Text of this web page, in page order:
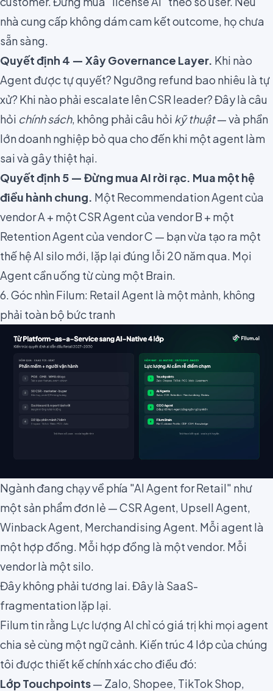
nhà cung cấp không dám cam kết outcome, họ chưa
sẵn sàng.
Quyết định 4 — Xây Governance Layer. Khi nào
Agent được tự quyết? Ngưỡng refund bao nhiêu là tự
xử? Khi nào phải escalate lên CSR leader? Đây là câu
hỏi chính sách, không phải câu hỏi kỹ thuật— và phần
lớn doanh nghiệp bỏ qua cho đến khi một agent làm
sai và gây thiệt hại.
Quyết định 5 — Đừng mua AI rời rạc. Mua một hệ
điều hành chung. Một Recommendation Agent của
vendor A + một CSR Agent của vendor B + một
Retention Agent của vendor C — bạn vừa tạo ra một
thế hệ AI silo mới, lặp lại đúng lỗi 20 năm qua. Mọi
Agent cần uống từ cùng một Brain.
6. Góc nhìn Filum: Retail Agent là một mảnh, không
phải toàn bộ bức tranh
Ngành đang chạy về phía "AI Agent for Retail" như
một sản phẩm đơn lẻ — CSR Agent, Upsell Agent,
Winback Agent, Merchandising Agent. Mỗi agent là
một hợp đồng. Mỗi hợp đồng là một vendor. Mỗi
vendor là một silo.
Đây không phải tương lai. Đây là SaaS-
fragmentation lặp lại.
Filum tin rằng Lực lượng AI chỉ có giá trị khi mọi agent
chia sẻ cùng một ngữ cảnh. Kiến trúc 4 lớp của chúng
tôi được thiết kế chính xác cho điều đó:
Lớp Touchpoints— Zalo, Shopee, TikTok Shop,